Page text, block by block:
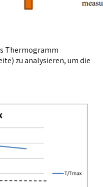
Thermogramm
zu analysieren, um die